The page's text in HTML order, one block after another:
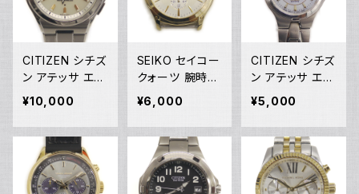
CITIZEN シチズ
ン アテッサ エコ
ドライブ ソーラ
ー 電波時計 H11
0-T011331 白文
字盤 Y05279
¥10,000
SEIKO セイコー
クォーツ 腕時計
白文字盤 5Y66
-0AB0 ※ベルト
無し Y05278
¥6,000
CITIZEN シチズ
ン アテッサ エコ
ドライブ ソーラ
ー レディースウ
ォッチ E010-K1
7977 シェル文
字盤 Y05274
¥5,000